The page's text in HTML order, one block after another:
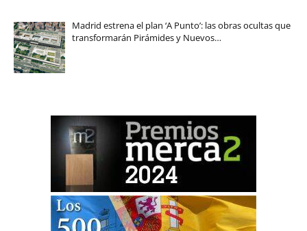
Madrid estrena el plan ‘A Punto’: las obras ocultas que
transformarán Pirámides y Nuevos…